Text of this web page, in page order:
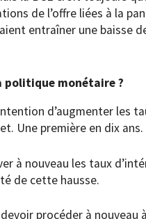
de l’offre liées à la
entraîner une baisse
politique monétaire ?
d’augmenter les
Une première en dix ans.
à nouveau les taux
de cette hausse.
procéder à nouveau